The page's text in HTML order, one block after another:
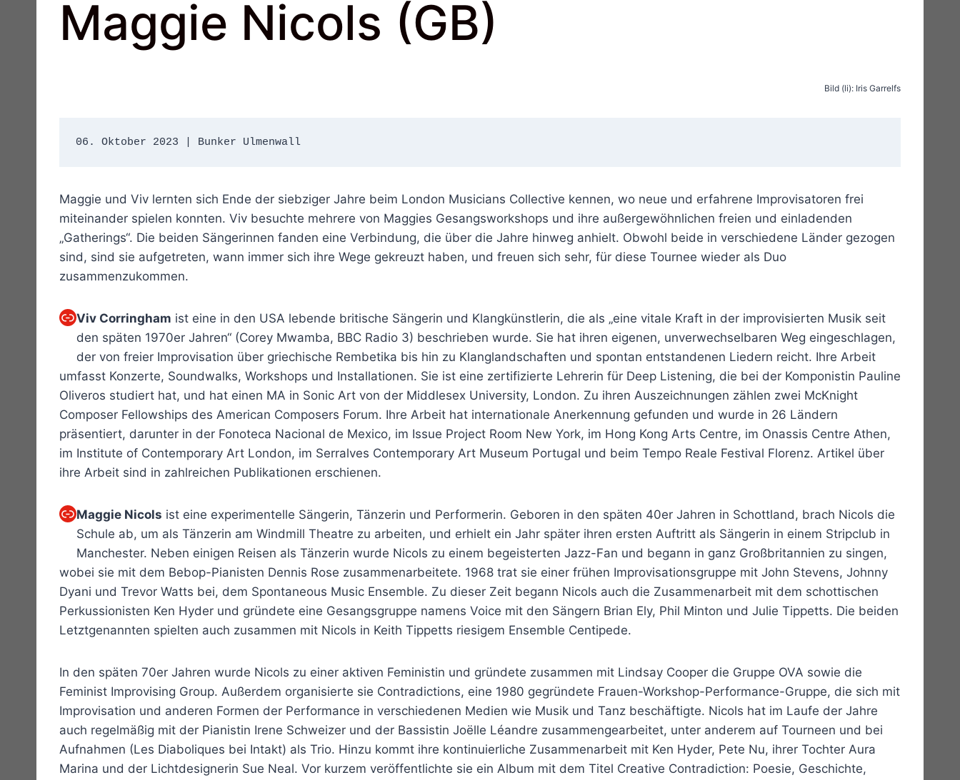
Maggie Nicols (GB)
Bild (li): Iris Garrelfs
06. Oktober 2023 | Bunker Ulmenwall
Maggie und Viv lernten sich Ende der siebziger Jahre beim London Musicians Collective kennen, wo neue und erfahrene Improvisatoren frei
miteinander spielen konnten. Viv besuchte mehrere von Maggies Gesangsworkshops und ihre außergewöhnlichen freien und einladenden
„Gatherings“. Die beiden Sängerinnen fanden eine Verbindung, die über die Jahre hinweg anhielt. Obwohl beide in verschiedene Länder gezogen
sind, sind sie aufgetreten, wann immer sich ihre Wege gekreuzt haben, und freuen sich sehr, für diese Tournee wieder als Duo
zusammenzukommen.
Link Viv Corringham ist eine in den USA lebende britische Sängerin und Klangkünstlerin, die als „eine vitale Kraft in der improvisierten Musik seit
den späten 1970er Jahren“ (Corey Mwamba, BBC Radio 3) beschrieben wurde. Sie hat ihren eigenen, unverwechselbaren Weg eingeschlagen,
der von freier Improvisation über griechische Rembetika bis hin zu Klanglandschaften und spontan entstandenen Liedern reicht. Ihre Arbeit
umfasst Konzerte, Soundwalks, Workshops und Installationen. Sie ist eine zertifizierte Lehrerin für Deep Listening, die bei der Komponistin Pauline
Oliveros studiert hat, und hat einen MA in Sonic Art von der Middlesex University, London. Zu ihren Auszeichnungen zählen zwei McKnight
Composer Fellowships des American Composers Forum. Ihre Arbeit hat internationale Anerkennung gefunden und wurde in 26 Ländern
präsentiert, darunter in der Fonoteca Nacional de Mexico, im Issue Project Room New York, im Hong Kong Arts Centre, im Onassis Centre Athen,
im Institute of Contemporary Art London, im Serralves Contemporary Art Museum Portugal und beim Tempo Reale Festival Florenz. Artikel über
ihre Arbeit sind in zahlreichen Publikationen erschienen.
Link Maggie Nicols ist eine experimentelle Sängerin, Tänzerin und Performerin. Geboren in den späten 40er Jahren in Schottland, brach Nicols die
Schule ab, um als Tänzerin am Windmill Theatre zu arbeiten, und erhielt ein Jahr später ihren ersten Auftritt als Sängerin in einem Stripclub in
Manchester. Neben einigen Reisen als Tänzerin wurde Nicols zu einem begeisterten Jazz-Fan und begann in ganz Großbritannien zu singen,
wobei sie mit dem Bebop-Pianisten Dennis Rose zusammenarbeitete. 1968 trat sie einer frühen Improvisationsgruppe mit John Stevens, Johnny
Dyani und Trevor Watts bei, dem Spontaneous Music Ensemble. Zu dieser Zeit begann Nicols auch die Zusammenarbeit mit dem schottischen
Perkussionisten Ken Hyder und gründete eine Gesangsgruppe namens Voice mit den Sängern Brian Ely, Phil Minton und Julie Tippetts. Die beiden
Letztgenannten spielten auch zusammen mit Nicols in Keith Tippetts riesigem Ensemble Centipede.
In den späten 70er Jahren wurde Nicols zu einer aktiven Feministin und gründete zusammen mit Lindsay Cooper die Gruppe OVA sowie die
Feminist Improvising Group. Außerdem organisierte sie Contradictions, eine 1980 gegründete Frauen-Workshop-Performance-Gruppe, die sich mit
Improvisation und anderen Formen der Performance in verschiedenen Medien wie Musik und Tanz beschäftigte. Nicols hat im Laufe der Jahre
auch regelmäßig mit der Pianistin Irene Schweizer und der Bassistin Joëlle Léandre zusammengearbeitet, unter anderem auf Tourneen und bei
Aufnahmen (Les Diaboliques bei Intakt) als Trio. Hinzu kommt ihre kontinuierliche Zusammenarbeit mit Ken Hyder, Pete Nu, ihrer Tochter Aura
Marina und der Lichtdesignerin Sue Neal. Vor kurzem veröffentlichte sie ein Album mit dem Titel Creative Contradiction: Poesie, Geschichte,